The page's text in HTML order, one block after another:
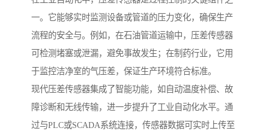
一。它能够实时监测设备或管道的压力变化，确保生产
流程的安全与。例如，在石油管道运输中，压差传感器
可检测堵塞或泄漏，避免事故发生；在制药行业，它用
于监控洁净室的气压差，保证生产环境符合标准。
现代压差传感器集成了智能功能，如自动温度补偿、故
障诊断和无线传输，进一步提升了工业自动化水平。通
过与PLC或SCADA系统连接，传感器数据可实时上传至